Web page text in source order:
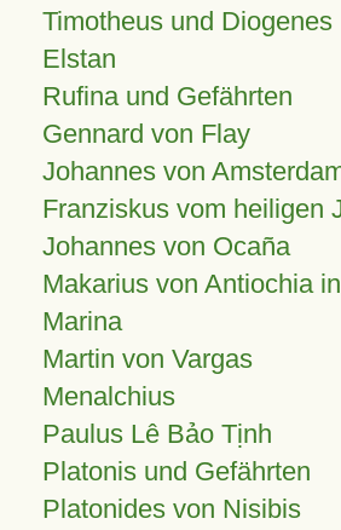
Timotheus und Diogenes
Elstan
Rufina und Gefährten
Gennard von Flay
Johannes von
Franziskus vom heiligen
Johannes von Ocaña
Makarius von Antiochia
Marina
Martin von Vargas
Menalchius
Paulus Lê Bảo Tịnh
Platonis und Gefährten
Platonides von Nisibis